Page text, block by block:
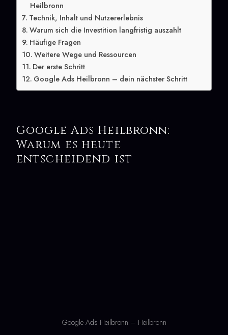
Heilbronn
Technik, Inhalt und Nutzererlebnis
Warum sich die Investition langfristig auszahlt
Häufige Fragen
Weitere Wege und Ressourcen
Der erste Schritt
Google Ads Heilbronn – dein nächster Schritt
Google Ads Heilbronn:
Warum es heute
entscheidend ist
Google Ads Heilbronn – Heilbronn